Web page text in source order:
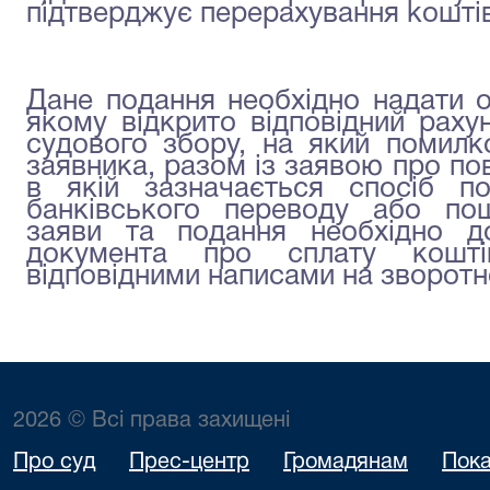
підтверджує перерахування
Дане подання необхідно надати
якому відкрито відповідний
судового збору, на який
заявника, разом із заявою про
в якій зазначається спосіб
банківського переводу або
заяви та подання необхідно
документа про сплату
відповідними написами на
2026 © Всі права захищені
Про суд Прес-центр Громадянам